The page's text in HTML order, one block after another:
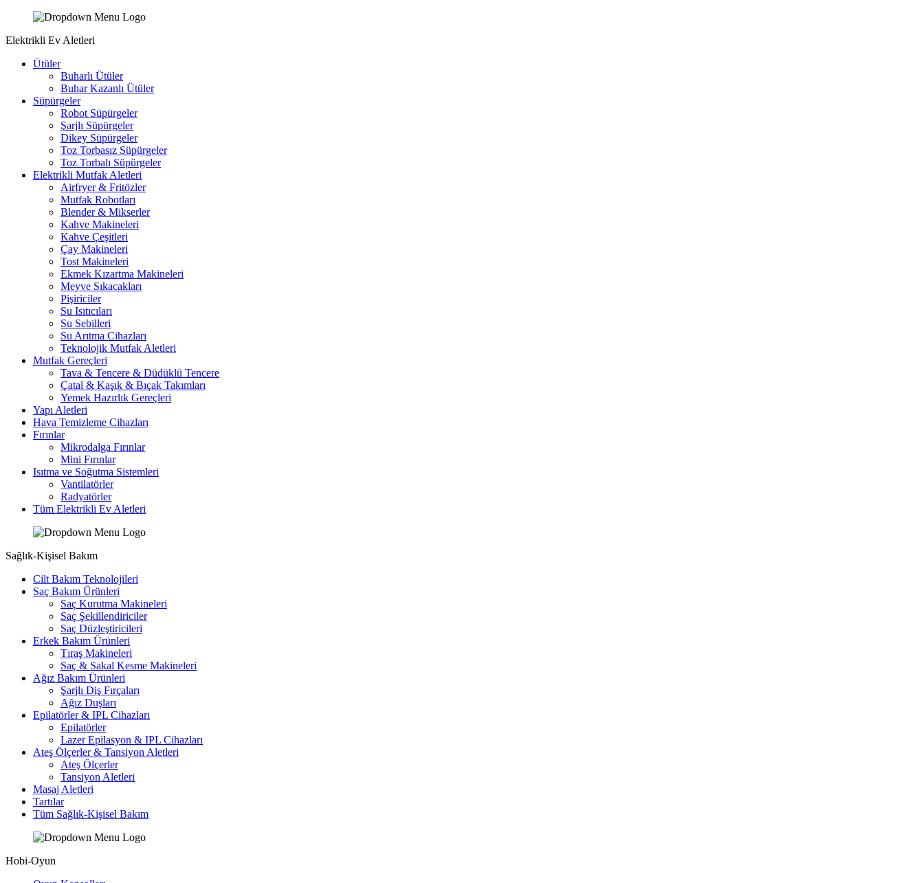
Elektrikli Ev Aletleri
Ütüler
Buharlı Ütüler
Buhar Kazanlı Ütüler
Süpürgeler
Robot Süpürgeler
Şarjlı Süpürgeler
Dikey Süpürgeler
Toz Torbasız Süpürgeler
Toz Torbalı Süpürgeler
Elektrikli Mutfak Aletleri
Airfryer & Fritözler
Mutfak Robotları
Blender & Mikserler
Kahve Makineleri
Kahve Çeşitleri
Çay Makineleri
Tost Makineleri
Ekmek Kızartma Makineleri
Meyve Sıkacakları
Pişiriciler
Su Isıtıcıları
Su Sebilleri
Su Arıtma Cihazları
Teknolojik Mutfak Aletleri
Mutfak Gereçleri
Tava & Tencere & Düdüklü Tencere
Çatal & Kaşık & Bıçak Takımları
Yemek Hazırlık Gereçleri
Yapı Aletleri
Hava Temizleme Cihazları
Fırınlar
Mikrodalga Fırınlar
Mini Fırınlar
Isıtma ve Soğutma Sistemleri
Vantilatörler
Radyatörler
Tüm Elektrikli Ev Aletleri
Sağlık-Kişisel Bakım
Cilt Bakım Teknolojileri
Saç Bakım Ürünleri
Saç Kurutma Makineleri
Saç Şekillendiriciler
Saç Düzleştiricileri
Erkek Bakım Ürünleri
Tıraş Makineleri
Saç & Sakal Kesme Makineleri
Ağız Bakım Ürünleri
Şarjlı Diş Fırçaları
Ağız Duşları
Epilatörler & IPL Cihazları
Epilatörler
Lazer Epilasyon & IPL Cihazları
Ateş Ölçerler & Tansiyon Aletleri
Ateş Ölçerler
Tansiyon Aletleri
Masaj Aletleri
Tartılar
Tüm Sağlık-Kişisel Bakım
Hobi-Oyun